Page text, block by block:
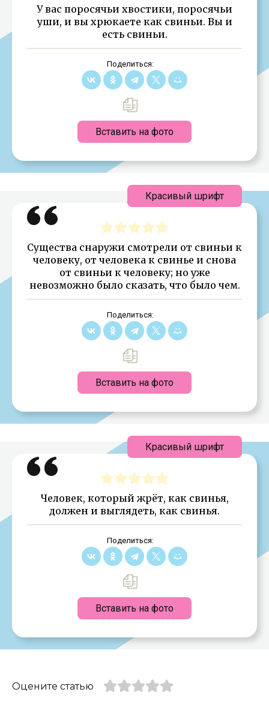
У вас поросячьи хвостики, поросячьи
уши, и вы хрюкаете как свиньи. Вы и
есть свиньи.
Поделиться:
Вставить на фото
Существа снаружи смотрели от свиньи к
человеку, от человека к свинье и снова
от свиньи к человеку; но уже
невозможно было сказать, что было чем.
Поделиться:
Вставить на фото
Красивый шрифт
Человек, который жрёт, как свинья,
должен и выглядеть, как свинья.
Поделиться:
Вставить на фото
Красивый шрифт
Оцените статью